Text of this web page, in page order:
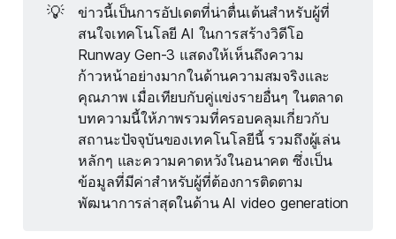
💡
ข่าวนี้เป็นการอัปเดตที่น่าตื่นเต้นสำหรับผู้ที่
สนใจเทคโนโลยี AI ในการสร้างวิดีโอ
Runway Gen-3 แสดงให้เห็นถึงความ
ก้าวหน้าอย่างมากในด้านความสมจริงและ
คุณภาพ เมื่อเทียบกับคู่แข่งรายอื่นๆ ในตลาด
บทความนี้ให้ภาพรวมที่ครอบคลุมเกี่ยวกับ
สถานะปัจจุบันของเทคโนโลยีนี้ รวมถึงผู้เล่น
หลักๆ และความคาดหวังในอนาคต ซึ่งเป็น
ข้อมูลที่มีค่าสำหรับผู้ที่ต้องการติดตาม
พัฒนาการล่าสุดในด้าน AI video generation